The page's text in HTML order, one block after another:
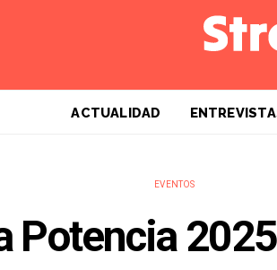
ACTUALIDAD
EVENTOS
Potencia